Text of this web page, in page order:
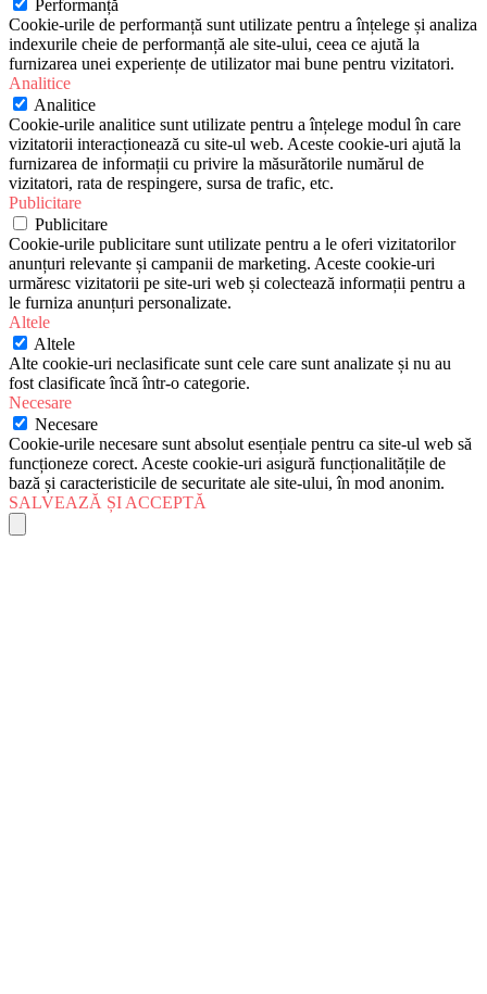
Performanță
Cookie-urile de performanță sunt utilizate pentru a înțelege și analiza
indexurile cheie de performanță ale site-ului, ceea ce ajută la
furnizarea unei experiențe de utilizator mai bune pentru vizitatori.
Analitice
Analitice
Cookie-urile analitice sunt utilizate pentru a înțelege modul în care
vizitatorii interacționează cu site-ul web. Aceste cookie-uri ajută la
furnizarea de informații cu privire la măsurătorile numărul de
vizitatori, rata de respingere, sursa de trafic, etc.
Publicitare
Publicitare
Cookie-urile publicitare sunt utilizate pentru a le oferi vizitatorilor
anunțuri relevante și campanii de marketing. Aceste cookie-uri
urmăresc vizitatorii pe site-uri web și colectează informații pentru a
le furniza anunțuri personalizate.
Altele
Altele
Alte cookie-uri neclasificate sunt cele care sunt analizate și nu au
fost clasificate încă într-o categorie.
Necesare
Necesare
Cookie-urile necesare sunt absolut esențiale pentru ca site-ul web să
funcționeze corect. Aceste cookie-uri asigură funcționalitățile de
bază și caracteristicile de securitate ale site-ului, în mod anonim.
SALVEAZĂ ȘI ACCEPTĂ